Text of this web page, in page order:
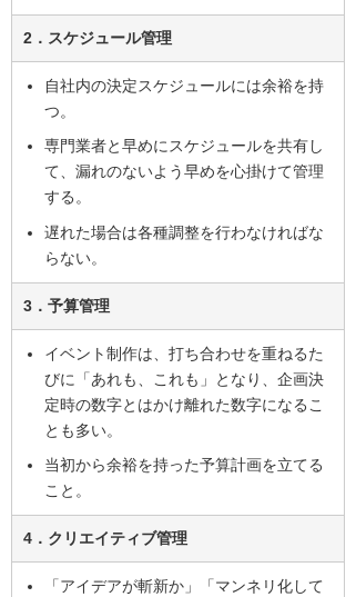
2．スケジュール管理
自社内の決定スケジュールには余裕を持
つ。
専門業者と早めにスケジュールを共有し
て、漏れのないよう早めを心掛けて管理
する。
遅れた場合は各種調整を行わなければな
らない。
3．予算管理
イベント制作は、打ち合わせを重ねるた
びに「あれも、これも」となり、企画決
定時の数字とはかけ離れた数字になるこ
とも多い。
当初から余裕を持った予算計画を立てる
こと。
4．クリエイティブ管理
「アイデアが斬新か」「マンネリ化して